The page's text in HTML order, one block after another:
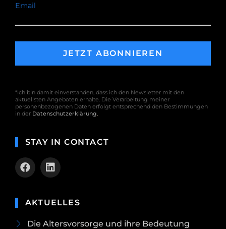
AKTUELLES
Die Altersvorsorge und ihre Bedeutung
STAY IN CONTACT
Email
*Ich bin damit einverstanden, dass ich den Newsletter mit den
aktuellsten Angeboten erhalte. Die Verarbeitung meiner
personenbezogenen Daten erfolgt entsprechend den Bestimmungen
in der Datenschutzerklärung